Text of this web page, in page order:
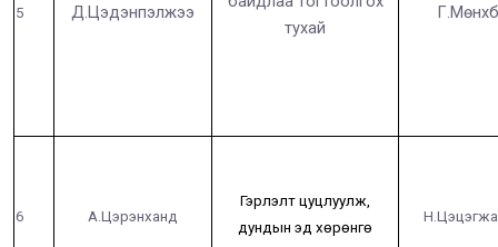
5 Д.Цэдэнпэлжээ
тухай
6 А.Цэрэнханд
Гэрлэлт цуцлуулж,
дундын эд хөрөнгө